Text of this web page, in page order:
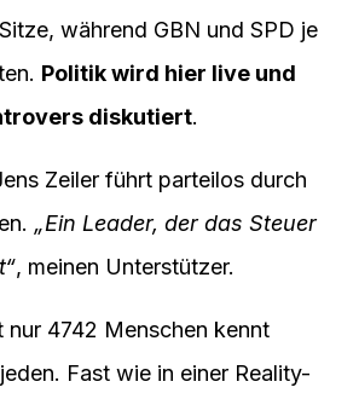
während GBN und SPD je
Politik wird hier live und
diskutiert.
Zeiler führt parteilos durch
„Ein Leader, der das Steuer
, meinen Unterstützer.
nur 4742 Menschen kennt
Fast wie in einer Reality-